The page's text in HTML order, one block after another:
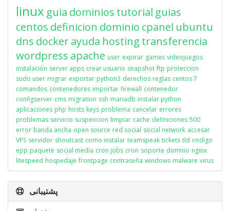
linux guia dominios tutorial guias
centos definicion dominio cpanel ubuntu
dns dockerayuda hosting transferencia
wordpress apache user expirar games videojuegos
instalación server apps crear usuario snapshot ftp proteccion
sudo user migrar exportar python3 derechos reglas centos 7
comandos contenedores importar firewall contenedor
configserver cms migration ssh mariadb instalar python
aplicaciones php hosts keys problema cancelar errores
problemas servicio suspencion limpiar cache definiciones 500
error banda ancha open source red social social network accesar
VPS servidor shoutcast como instalar teamspeak tickets tld codigo
epp paquete social media cron jobs cron soporte domnio nginx
litespeed hospedaje frontpage contraseña windows malware virus
پشتیبانی